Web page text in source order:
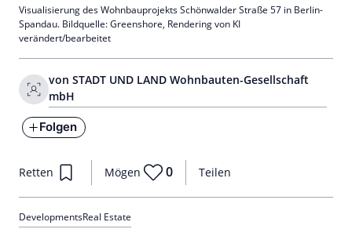
von STADT UND LAND Wohnbauten-Gesellschaft
mbH
Folgen
Teilen
Retten Mögen 0
DevelopmentsReal Estate
Visualisierung des Wohnbauprojekts Schönwalder Straße 57 in Berlin-
Spandau. Bildquelle: Greenshore, Rendering von KI
verändert/bearbeitet